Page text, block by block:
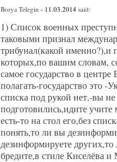
Borya Telegin - 11.03.2014 said:
1) Список военных
таковыми признал
трибунал(какой именно?),и
которых,по вашим словам,
самое государство в
полагать-государство это -
списка под рукой нет,-вы не
подготовились,идите учите
есть-то на стол его,без
понять,то ли вы
дезинформируете других,то
бредите,в стиле Киселёва